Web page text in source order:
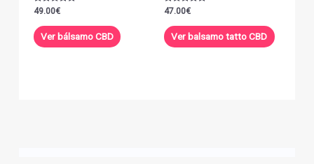
Valorado con
de 5
49.00€
Ver bálsamo CBD
Valorado con
de 5
47.00€
Ver balsamo tatto CBD